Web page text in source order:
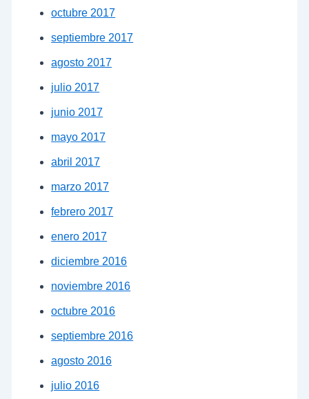
octubre 2017
septiembre 2017
agosto 2017
julio 2017
junio 2017
mayo 2017
abril 2017
marzo 2017
febrero 2017
enero 2017
diciembre 2016
noviembre 2016
octubre 2016
septiembre 2016
agosto 2016
julio 2016